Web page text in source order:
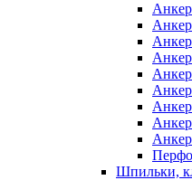
Шпильки,